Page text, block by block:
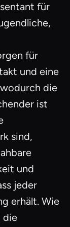
für
für
und eine
die
ist
sind,
und
jeder
erhält. Wie
die